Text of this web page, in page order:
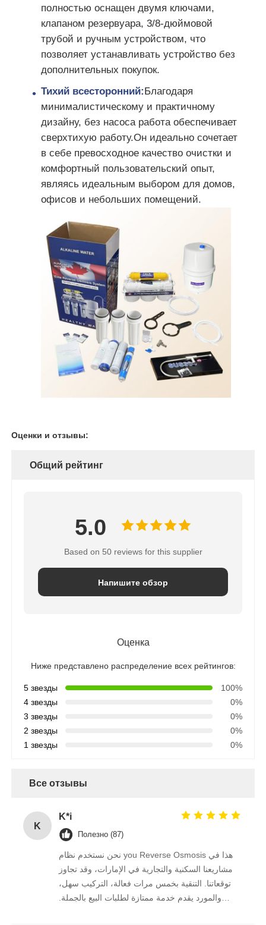
Кронштейн RO
полностью оснащен двумя ключами,
клапаном резервуара, 3/8-дюймовой
трубой и ручным устройством, что
позволяет устанавливать устройство без
дополнительных покупок.
Тихий всесторонний: Благодаря
минималистическому и практичному
дизайну, без насоса работа обеспечивает
сверхтихую работу.Он идеально сочетает
в себе превосходное качество очистки и
комфортный пользовательский опыт,
являясь идеальным выбором для домов,
офисов и небольших помещений.
Оценки и отзывы:
Общий рейтинг
5.0
Based on 50 reviews for this supplier
Напишите обзор
Оценка
Ниже представлено распределение всех рейтингов:
5 звезды
100%
4 звезды
0%
3 звезды
0%
2 звезды
0%
1 звезды
0%
Все отзывы
K
K*i
Полезно (87)
نحن نستخدم نظام you Reverse Osmosis هذا في
مشاريعنا السكنية والتجارية في الإمارات، وقد تجاوز
توقعاتنا. التنقية بخمس مرات فعالة، التركيب سهل،
والمورد يقدم خدمة ممتازة لطلبات البيع بالجملة.